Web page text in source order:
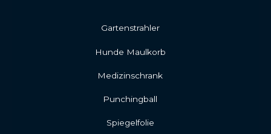
Gartenstrahler
Hunde Maulkorb
Medizinschrank
Punchingball
Spiegelfolie